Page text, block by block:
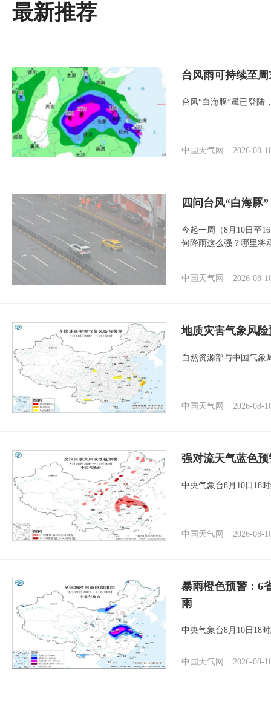
最新推荐
台风雨可持续至
台风“白海豚”虽已登陆
中国天气网 2026-08-
四问台风“白海豚
今起一周（8月10日至
何降雨这么强？哪里将
中国天气网 2026-08-
地质灾害气象风
自然资源部与中国气象
中国天气网 2026-08-
强对流天气蓝色
中央气象台8月10日18
中国天气网 2026-08-
暴雨橙色预警：6
雨
中央气象台8月10日18
中国天气网 2026-08-